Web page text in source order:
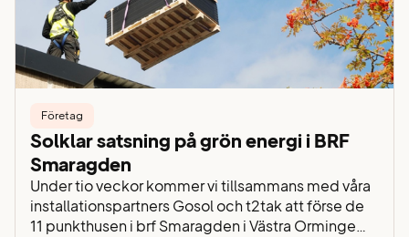
Företag
Solklar satsning på grön energi i BRF
Smaragden
Under tio veckor kommer vi tillsammans med våra
installationspartners Gosol och t2tak att förse de
11 punkthusen i brf Smaragden i Västra Orminge